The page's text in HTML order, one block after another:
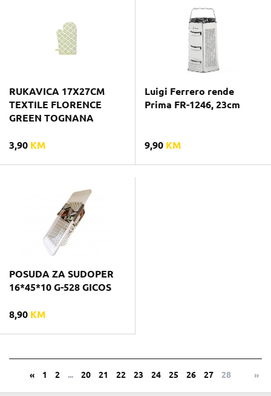
RUKAVICA 17X27CM
TEXTILE FLORENCE
GREEN TOGNANA
3,90 KM
Luigi Ferrero rende
Prima FR-1246, 23cm
9,90 KM
POSUDA ZA SUDOPER
16*45*10 G-528 GICOS
8,90 KM
« 1 2 ... 20 21 22 23 24 25 26 27 28 »